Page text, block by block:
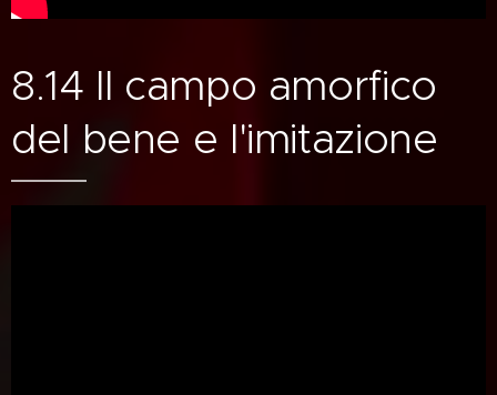
8.14 Il campo amorfico
del bene e l'imitazione